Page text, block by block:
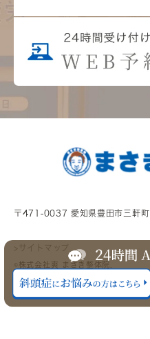
〒471-0037 愛知県豊田市三軒
>サイトマップ
©株式会社爽 まさき整体院.